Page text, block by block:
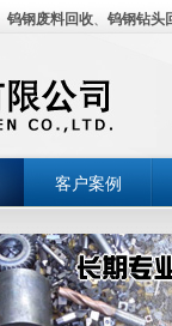
钨钢废料回收、 钨钢钻头
客户案例